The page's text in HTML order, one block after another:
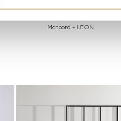
Matbord - LEON